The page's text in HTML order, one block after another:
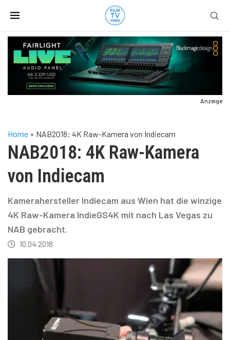
Anzeige
Home » NAB2018: 4K Raw-Kamera von Indiecam
NAB2018: 4K Raw-Kamera
von Indiecam
Kamerahersteller Indiecam aus Wien hat die winzige
4K Raw-Kamera IndieGS4K mit nach Las Vegas zu
NAB gebracht.
10.04.2018